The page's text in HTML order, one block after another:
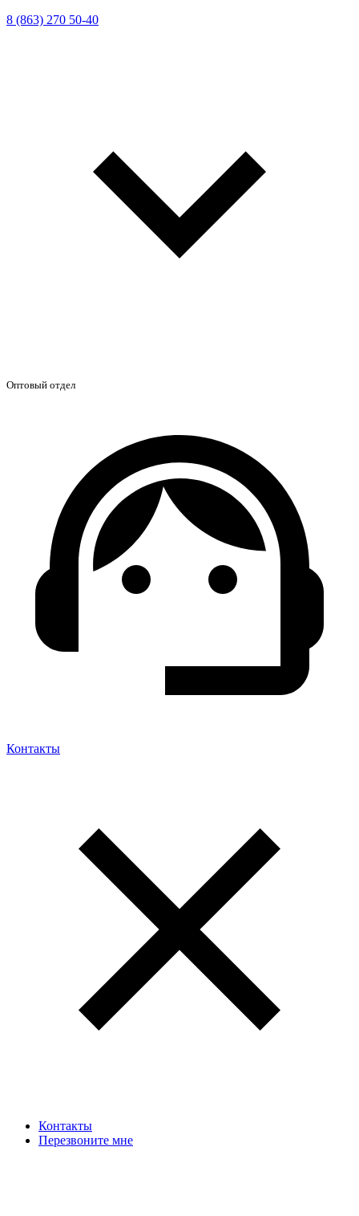
8 (863) 270 50-40
Оптовый отдел
Контакты
Контакты
Перезвоните мне